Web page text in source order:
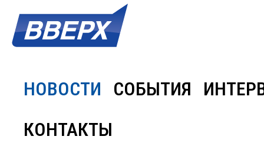
НОВОСТИ СОБЫТИЯ
КОНТАКТЫ